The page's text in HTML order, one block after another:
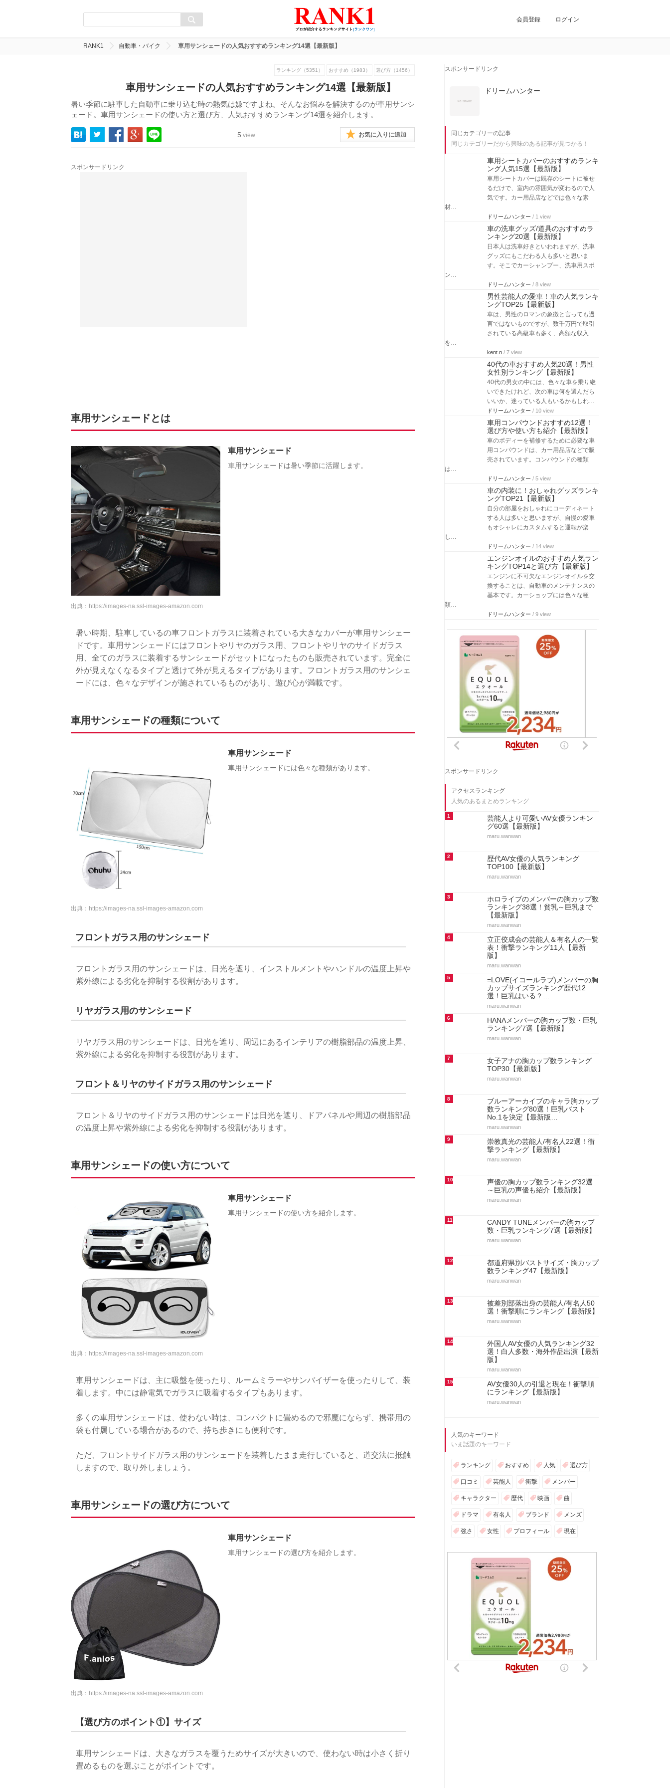
会員登録 ログイン
RANK1 自動車・バイク 車用サンシェードの人気おすすめランキング14選【最新版】
ランキング（5351） おすすめ（1983） 選び方（1456）
車用サンシェードの人気おすすめランキング14選【最新版】
暑い季節に駐車した自動車に乗り込む時の熱気は嫌ですよね。そんなお悩みを解決するのが車用サンシ
ェード。車用サンシェードの使い方と選び方、人気おすすめランキング14選を紹介します。
5 view お気に入りに追加
スポンサードリンク
車用サンシェードとは
車用サンシェード
車用サンシェードは暑い季節に活躍します。
出典： https://images-na.ssl-images-amazon.com
暑い時期、駐車しているの車フロントガラスに装着されている大きなカバーが車用サンシェー
ドです。車用サンシェードにはフロントやリヤのガラス用、フロントやリヤのサイドガラス
用、全てのガラスに装着するサンシェードがセットになったものも販売されています。完全に
外が見えなくなるタイプと透けて外が見えるタイプがあります。フロントガラス用のサンシェ
ードには、色々なデザインが施されているものがあり、遊び心が満載です。
車用サンシェードの種類について
車用サンシェード
車用サンシェードには色々な種類があります。
出典： https://images-na.ssl-images-amazon.com
フロントガラス用のサンシェード
フロントガラス用のサンシェードは、日光を遮り、インストルメントやハンドルの温度上昇や
紫外線による劣化を抑制する役割があります。
リヤガラス用のサンシェード
リヤガラス用のサンシェードは、日光を遮り、周辺にあるインテリアの樹脂部品の温度上昇、
紫外線による劣化を抑制する役割があります。
フロント＆リヤのサイドガラス用のサンシェード
フロント＆リヤのサイドガラス用のサンシェードは日光を遮り、ドアパネルや周辺の樹脂部品
の温度上昇や紫外線による劣化を抑制する役割があります。
車用サンシェードの使い方について
車用サンシェード
車用サンシェードの使い方を紹介します。
出典： https://images-na.ssl-images-amazon.com
車用サンシェードは、主に吸盤を使ったり、ルームミラーやサンバイザーを使ったりして、装
着します。中には静電気でガラスに吸着するタイプもあります。
多くの車用サンシェードは、使わない時は、コンパクトに畳めるので邪魔にならず、携帯用の
袋も付属している場合があるので、持ち歩きにも便利です。
ただ、フロントサイドガラス用のサンシェードを装着したまま走行していると、道交法に抵触
しますので、取り外しましょう。
車用サンシェードの選び方について
車用サンシェード
車用サンシェードの選び方を紹介します。
出典： https://images-na.ssl-images-amazon.com
【選び方のポイント①】サイズ
車用サンシェードは、大きなガラスを覆うためサイズが大きいので、使わない時は小さく折り
畳めるものを選ぶことがポイントです。
スポンサードリンク
ドリームハンター
同じカテゴリーの記事
同じカテゴリーだから興味のある記事が見つかる！
車用シートカバーのおすすめランキ
ング人気15選【最新版】
車用シートカバーは既存のシートに被せ
るだけで、室内の雰囲気が変わるので人
気です。カー用品店などでは色々な素
材…
ドリームハンター / 1 view
車の洗車グッズ/道具のおすすめラ
ンキング20選【最新版】
日本人は洗車好きといわれますが、洗車
グッズにもこだわる人も多いと思いま
す。そこでカーシャンプー、洗車用スポ
ン…
ドリームハンター / 8 view
男性芸能人の愛車！車の人気ランキ
ングTOP25【最新版】
車は、男性のロマンの象徴と言っても過
言ではないものですが、数千万円で取引
されている高級車も多く、高額な収入
を…
kent.n / 7 view
40代の車おすすめ人気20選！男性
女性別ランキング【最新版】
40代の男女の中には、色々な車を乗り継
いできたけれど、次の車は何を選んだら
いいか、迷っている人もいるかもしれ…
ドリームハンター / 10 view
車用コンパウンドおすすめ12選！
選び方や使い方も紹介【最新版】
車のボディーを補修するために必要な車
用コンパウンドは、カー用品店などで販
売されています。コンパウンドの種類
は…
ドリームハンター / 5 view
車の内装に！おしゃれグッズランキ
ングTOP21【最新版】
自分の部屋をおしゃれにコーディネート
する人は多いと思いますが、自慢の愛車
もオシャレにカスタムすると運転が楽
し…
ドリームハンター / 14 view
エンジンオイルのおすすめ人気ラン
キングTOP14と選び方【最新版】
エンジンに不可欠なエンジンオイルを交
換することは、自動車のメンテナンスの
基本です。カーショップには色々な種
類…
ドリームハンター / 9 view
スポンサードリンク
アクセスランキング
人気のあるまとめランキング
1
芸能人より可愛いAV女優ランキン
グ60選【最新版】
maru.wanwan
2
歴代AV女優の人気ランキング
TOP100【最新版】
maru.wanwan
3
ホロライブのメンバーの胸カップ数
ランキング38選！貧乳～巨乳まで
【最新版】
maru.wanwan
4
立正佼成会の芸能人＆有名人の一覧
表！衝撃ランキング11人【最新
版】
maru.wanwan
5
=LOVE(イコールラブ)メンバーの胸
カップサイズランキング歴代12
選！巨乳はいる？…
maru.wanwan
6
HANAメンバーの胸カップ数・巨乳
ランキング7選【最新版】
maru.wanwan
7
女子アナの胸カップ数ランキング
TOP30【最新版】
maru.wanwan
8
ブルーアーカイブのキャラ胸カップ
数ランキング80選！巨乳バスト
No.1を決定【最新版…
maru.wanwan
9
崇教真光の芸能人/有名人22選！衝
撃ランキング【最新版】
maru.wanwan
10
声優の胸カップ数ランキング32選
～巨乳の声優も紹介【最新版】
maru.wanwan
11
CANDY TUNEメンバーの胸カップ
数・巨乳ランキング7選【最新版】
maru.wanwan
12
都道府県別バストサイズ・胸カップ
数ランキング47【最新版】
maru.wanwan
13
被差別部落出身の芸能人/有名人50
選！衝撃順にランキング【最新版】
maru.wanwan
14
外国人AV女優の人気ランキング32
選！白人多数・海外作品出演【最新
版】
maru.wanwan
15
AV女優30人の引退と現在！衝撃順
にランキング【最新版】
maru.wanwan
人気のキーワード
いま話題のキーワード
ランキング おすすめ 人気 選び方
口コミ 芸能人 衝撃 メンバー
キャラクター 歴代 映画 曲
ドラマ 有名人 ブランド メンズ
強さ 女性 プロフィール 現在